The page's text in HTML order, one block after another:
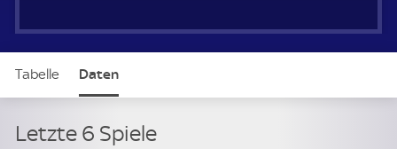
Tabelle Daten
Letzte 6 Spiele